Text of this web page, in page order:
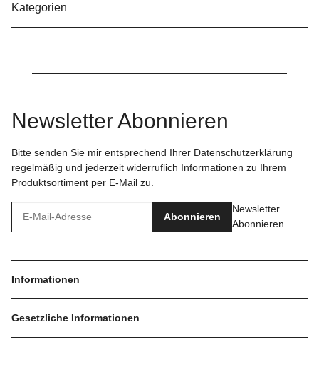
Kategorien
Newsletter Abonnieren
Bitte senden Sie mir entsprechend Ihrer Datenschutzerklärung
regelmäßig und jederzeit widerruflich Informationen zu Ihrem
Produktsortiment per E-Mail zu.
Abonnieren
Newsletter
Abonnieren
Informationen
Gesetzliche Informationen